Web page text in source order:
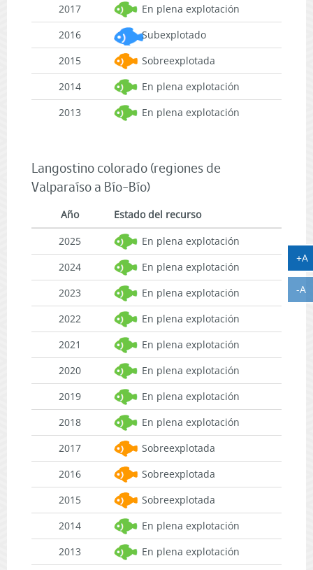
2017
En plena explotación
2016
Subexplotado
2015
Sobreexplotada
2014
En plena explotación
2013
En plena explotación
Langostino colorado (regiones de
Valparaíso a Bío-Bío)
Año
Estado del recurso
2025
En plena explotación
2024
En plena explotación
2023
En plena explotación
2022
En plena explotación
2021
En plena explotación
2020
En plena explotación
2019
En plena explotación
2018
En plena explotación
2017
Sobreexplotada
2016
Sobreexplotada
2015
Sobreexplotada
2014
En plena explotación
2013
En plena explotación
+A
-A